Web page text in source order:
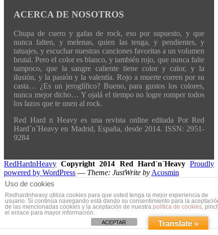
ACERCA DE NOSOTROS
Chupa de cuero y gafas de rock, eso por supuesto, y que
nunca falten, y melenas, quien las tenga, y pendientes, y
tatuajes, y escuchar nuestras canciones favoritas a un volumen
brutal. Pero el color es blanco, y también rojo, que nunca falte
tampoco, que la sangre caliente tiene color y calor, y la
ilusión, y la pasión y la valentía. Rojo a muerte corren por su
casta… ¿Es un jeroglífico? Bueno, para gustos los colores,
nunca mejor dicho… Y ojalá el tiempo no logre romper todos
los lazos que te unen al rock.
Red Hard n Heavy es una revista online editada Por Red
Hard´n´Heavy en Madrid, España, desde 2014. ISSN: 2951-
9284
RedHardnHeavy Copyright 2014 Red Hard´n´Heavy Proudly
powered by WordPress — Theme: JustWrite by Acosmin
Uso de cookies
Redhardnheavy utiliza cookies para que usted tenga la mejor experiencia de
usuario. Si continúa navegando está dando su consentimiento para la
de las mencionadas cookies y la aceptación de nuestra política de cookies ,
el enlace para mayor información.
ACEPTAR Translate »